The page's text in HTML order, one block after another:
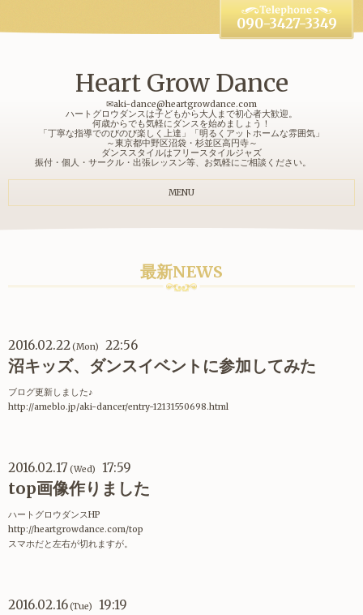
Heart Grow Dance
✉aki-dance@heartgrowdance.com
ハートグロウダンスは子どもから大人まで初心者大歓迎。
何歳からでも気軽にダンスを始めましょう！
「丁寧な指導でのびのび楽しく上達」「明るくアットホームな雰囲気」
～東京都中野区沼袋・杉並区高円寺～
ダンススタイルはフリースタイルジャズ
振付・個人・サークル・出張レッスン等、お気軽にご相談ください。
090-3427-3349
MENU
最新NEWS
2016.02.22(Mon) 22:56
沼キッズ、ダンスイベントに参加してみた
ブログ更新しました♪
http://ameblo.jp/aki-dancer/entry-12131550698.html
2016.02.17 (Wed) 17:59
top画像作りました
ハートグロウダンスHP
http://heartgrowdance.com/top
スマホだと左右が切れますが。
2016.02.16(Tue) 19:19